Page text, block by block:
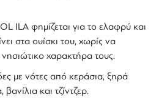
ILA φημίζεται για το ελαφρύ και
στα ουίσκι του, χωρίς να
χαρακτήρα τους.
με νότες από κεράσια, ξηρά
και τζίντζερ.